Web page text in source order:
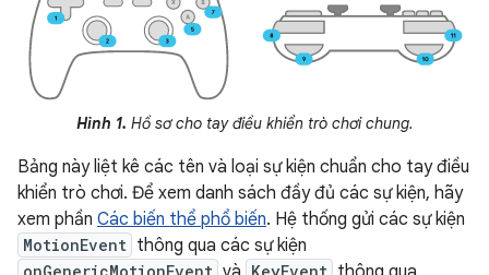
Hình 1. Hồ sơ cho tay điều khiển trò chơi chung.
Bảng này liệt kê các tên và loại sự kiện chuẩn cho tay điều
khiển trò chơi. Để xem danh sách đầy đủ các sự kiện, hãy
xem phần Các biến thể phổ biến. Hệ thống gửi các sự kiện
MotionEvent thông qua các sự kiện